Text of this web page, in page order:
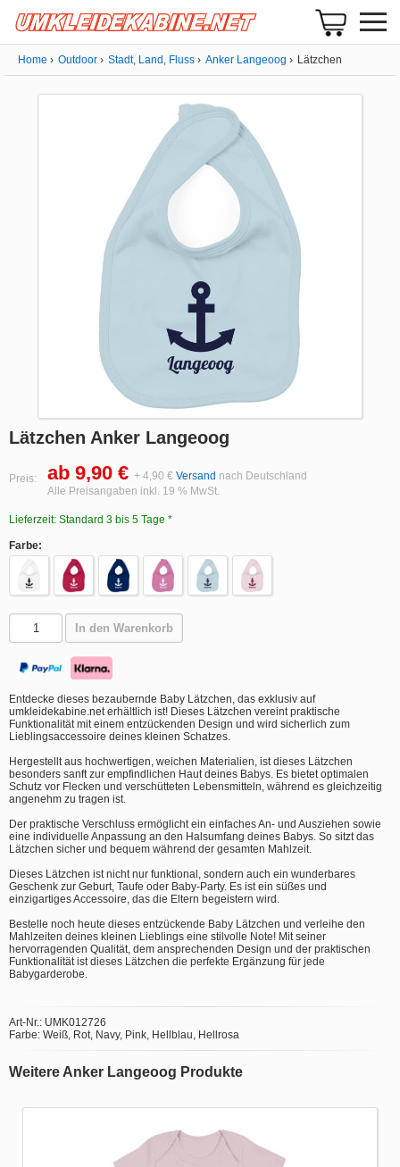
Home Outdoor Stadt, Land, Fluss Anker Langeoog Lätzchen
Lätzchen Anker Langeoog
Preis: ab 9,90 € + 4,90 € Versand nach Deutschland
Alle Preisangaben inkl. 19 % MwSt.
Lieferzeit: Standard 3 bis 5 Tage *
Farbe:
In den Warenkorb
Entdecke dieses bezaubernde Baby Lätzchen, das exklusiv auf
umkleidekabine.net erhältlich ist! Dieses Lätzchen vereint praktische
Funktionalität mit einem entzückenden Design und wird sicherlich zum
Lieblingsaccessoire deines kleinen Schatzes.
Hergestellt aus hochwertigen, weichen Materialien, ist dieses Lätzchen
besonders sanft zur empfindlichen Haut deines Babys. Es bietet optimalen
Schutz vor Flecken und verschütteten Lebensmitteln, während es gleichzeitig
angenehm zu tragen ist.
Der praktische Verschluss ermöglicht ein einfaches An- und Ausziehen sowie
eine individuelle Anpassung an den Halsumfang deines Babys. So sitzt das
Lätzchen sicher und bequem während der gesamten Mahlzeit.
Dieses Lätzchen ist nicht nur funktional, sondern auch ein wunderbares
Geschenk zur Geburt, Taufe oder Baby-Party. Es ist ein süßes und
einzigartiges Accessoire, das die Eltern begeistern wird.
Bestelle noch heute dieses entzückende Baby Lätzchen und verleihe den
Mahlzeiten deines kleinen Lieblings eine stilvolle Note! Mit seiner
hervorragenden Qualität, dem ansprechenden Design und der praktischen
Funktionalität ist dieses Lätzchen die perfekte Ergänzung für jede
Babygarderobe.
Art-Nr.: UMK012726
Farbe: Weiß, Rot, Navy, Pink, Hellblau, Hellrosa
Weitere Anker Langeoog Produkte